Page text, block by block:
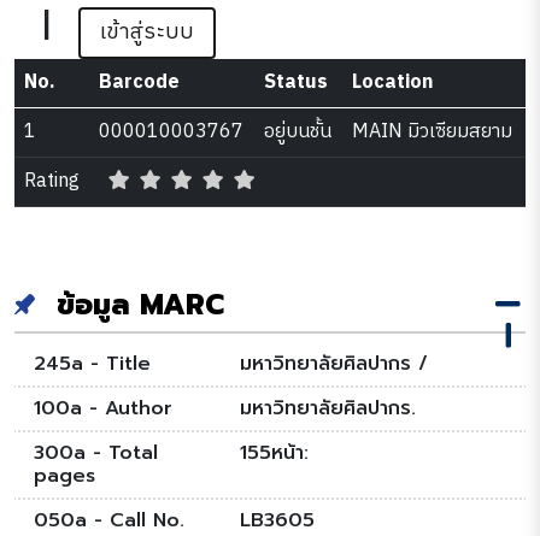
| เข้าสู่ระบบ
No. Barcode Status
Location
1
000010003767 อยู่บนชั้น
MAIN มิวเซียมสยาม
Rating
ข้อมูล MARC
245a - Title
มหาวิทยาลัยศิลปากร /
100a - Author
มหาวิทยาลัยศิลปากร.
300a - Total
pages
155หน้า:
050a - Call No.
LB3605